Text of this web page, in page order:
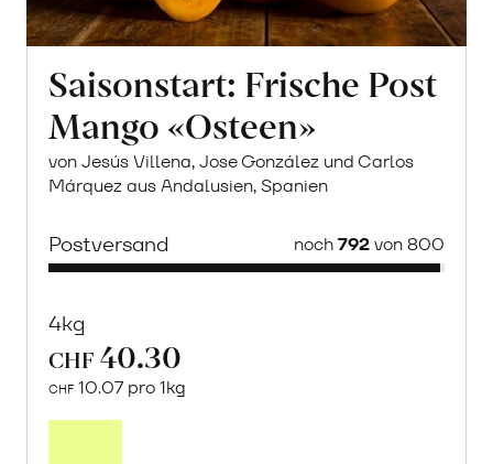
Saisonstart: Frische Post
Mango «Osteen»
von Jesús Villena, Jose González und Carlos
Márquez aus Andalusien, Spanien
Postversand noch792von 800
4kg
CHF 40.30
CHF 10.07 pro 1kg